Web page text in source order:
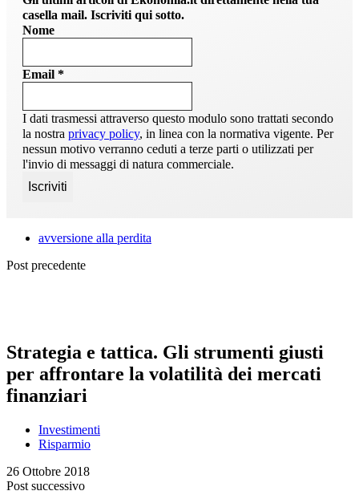
casella mail. Iscriviti qui sotto.
Nome
Email *
I dati trasmessi attraverso questo modulo sono trattati secondo
la nostra privacy policy, in linea con la normativa vigente. Per
nessun motivo verranno ceduti a terze parti o utilizzati per
l'invio di messaggi di natura commerciale.
avversione alla perdita
Post precedente
Strategia e tattica. Gli strumenti giusti
per affrontare la volatilità dei mercati
finanziari
Investimenti
Risparmio
26 Ottobre 2018
Post successivo